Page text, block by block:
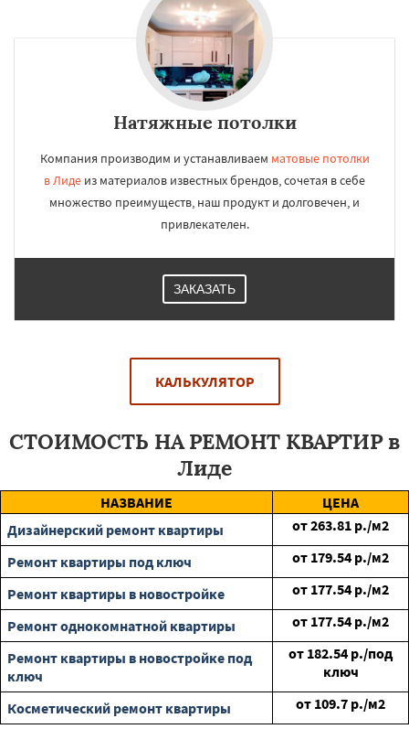
Натяжные потолки
Компания производим и устанавливаем матовые потолки
в Лиде из материалов известных брендов, сочетая в себе
множество преимуществ, наш продукт и долговечен, и
привлекателен.
ЗАКАЗАТЬ
КАЛЬКУЛЯТОР
СТОИМОСТЬ НА РЕМОНТ КВАРТИР в
Лиде
НАЗВАНИЕ
ЦЕНА
Дизайнерский ремонт квартиры
от263.81 р./м2
Ремонт квартиры под ключ
от 179.54 р./м2
Ремонт квартиры в новостройке
от 177.54 р./м2
Ремонт однокомнатной квартиры
от 177.54 р./м2
Ремонт квартиры в новостройке под
ключ
от 182.54 р./под
ключ
Косметический ремонт квартиры
от 109.7 р./м2